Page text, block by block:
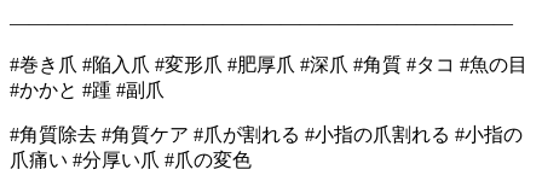
――――――――――――――――――――――――――
#巻き爪 #陥入爪 #変形爪 #肥厚爪 #深爪 #角質 #タコ #魚の目
#かかと #踵 #副爪
#角質除去 #角質ケア #爪が割れる #小指の爪割れる #小指の
爪痛い #分厚い爪 #爪の変色